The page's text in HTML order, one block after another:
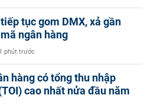
tục gom DMX, xả gần
ngân hàng
1 phút trước
hàng có tổng thu nhập
cao nhất nửa đầu năm